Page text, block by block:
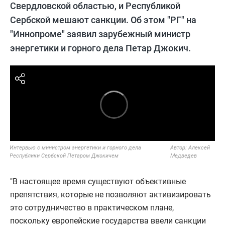
Свердловской областью, и Республикой
Сербской мешают санкции. Об этом "РГ" на
"Иннопроме" заявил зарубежный министр
энергетики и горного дела Петар Джокич.
Интервью с министром энергетики и горного дела
Республики Сербской Петаром Джокичем
Автор: Алексей
Медведев
"В настоящее время существуют объективные
препятствия, которые не позволяют активизировать
это сотрудничество в практическом плане,
поскольку европейские государства ввели санкции